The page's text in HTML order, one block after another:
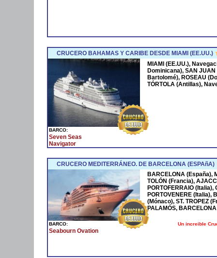
CRUCERO BAHAMAS Y CARIBE DESDE MIAMI (EE.UU.)
BARCO:
Seven Seas
Navigator
MIAMI (EE.UU.),
Dominicana), SAN JUAN
Bartolomé), ROSEAU
TÓRTOLA (Antillas),
CRUCERO MEDITERRÁNEO. DE BARCELONA (ESPAñA)
BARCO:
Seabourn Ovation
BARCELONA (España),
TOLÓN (Francia),
PORTOFERRAIO (Italia),
PORTOVENERE (Italia),
(Mónaco), ST. TROPEZ
PALAMÓS,
Un increible